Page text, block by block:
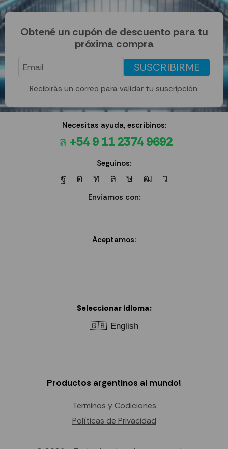
Obtené un cupón de descuento para tu
próxima compra
SUSCRIBIRME
Recibirás un correo para validar tu suscripción.
Necesitas ayuda, escribinos:
+54 9 11 2374 9692
Seguinos:
Enviamos con:
Aceptamos:
Seleccionar idioma:
🇬🇧 English
Productos argentinos al mundo!
Terminos y Codiciones
Políticas de Privacidad